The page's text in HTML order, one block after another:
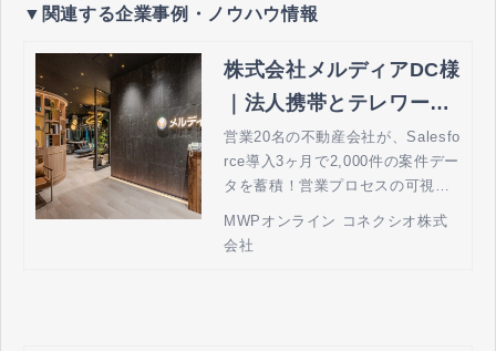
▼関連する企業事例・ノウハウ情報
株式会社メルディアDC様
｜法人携帯とテレワーク
の MWPオンライン by
コネクシオ
営業20名の不動産会社が、Salesfo
rce導入3ヶ月で2,000件の案件デー
タを蓄積！営業プロセスの可視化
MWPオンライン コネクシオ株式
会社